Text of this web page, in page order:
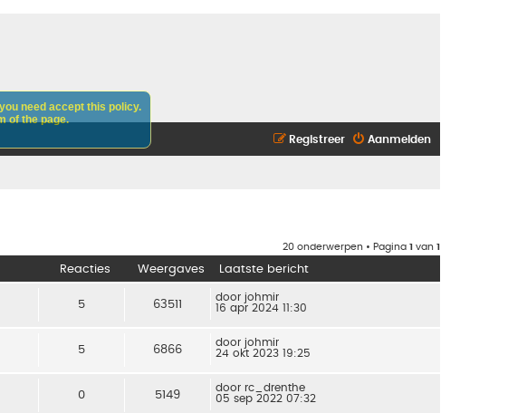
Aanmelden
Registreer
20 onderwerpen • Pagina 1 van 1
Reacties Weergaves Laatste bericht
5 63511
door johmir
16 apr 2024 11:30
5 6866
door johmir
24 okt 2023 19:25
0 5149
door rc_drenthe
05 sep 2022 07:32
need accept this policy.
of the page.